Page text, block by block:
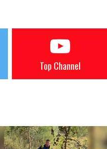
Top Channel